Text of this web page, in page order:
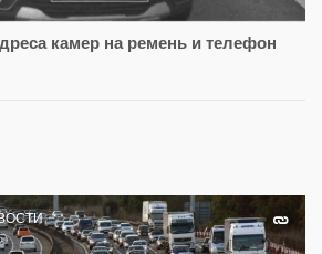
камер на ремень и телефон